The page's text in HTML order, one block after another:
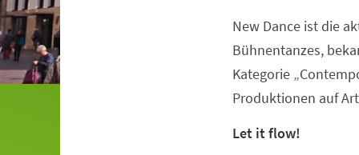
New Dance ist die
Bühnentanzes,
Kategorie
Produktionen auf
Let it flow!